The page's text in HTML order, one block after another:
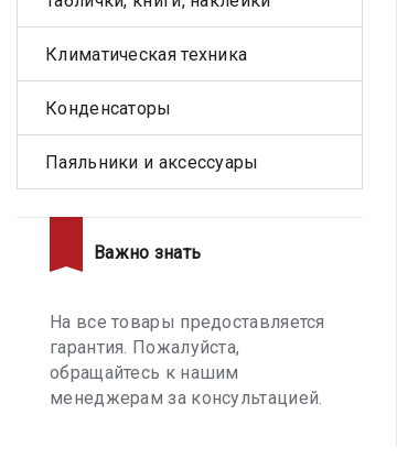
Климатическая техника
Конденсаторы
Паяльники и аксессуары
Важно знать
На все товары предоставляется
гарантия. Пожалуйста,
обращайтесь к нашим
менеджерам за консультацией.